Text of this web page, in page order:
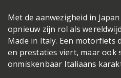
Met de aanwezigheid in
opnieuw zijn rol als
Made in Italy. Een motorfiets
en prestaties viert, maar ook
onmiskenbaar Italiaans